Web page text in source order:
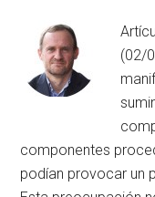
(02/
componentes
podían provocar un